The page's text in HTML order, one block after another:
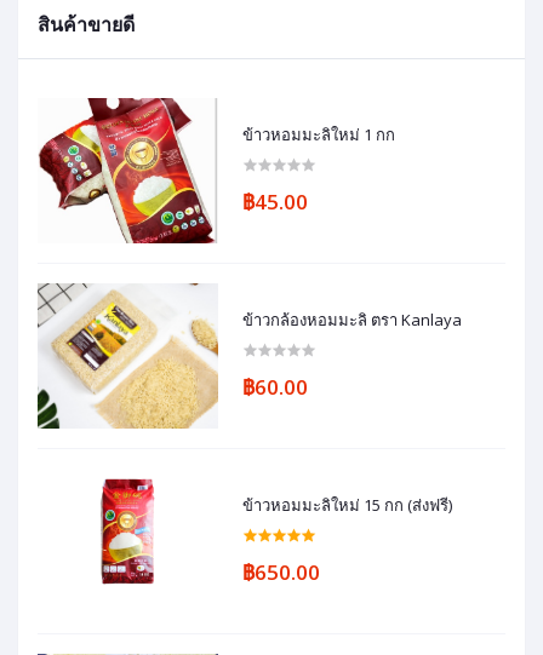
สินค้าขายดี
ข้าวหอมมะลิใหม่ 1 กก
฿45.00
ข้าวกล้องหอมมะลิ ตรา Kanlaya
฿60.00
ข้าวหอมมะลิใหม่ 15 กก (ส่งฟรี)
฿650.00